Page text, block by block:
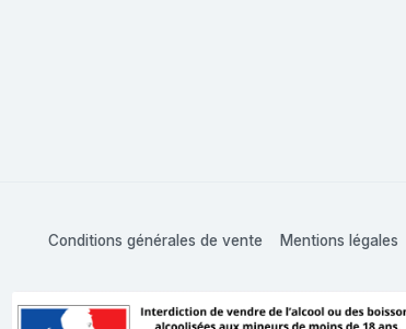
Conditions générales de vente Mentions légales